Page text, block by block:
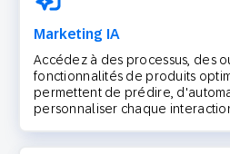
Marketing IA
Accédez à des processus, des
fonctionnalités de produits
permettent de prédire,
personnaliser chaque